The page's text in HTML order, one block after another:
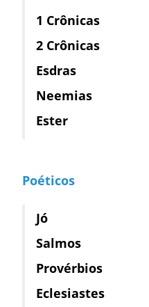
1 Crônicas
2 Crônicas
Esdras
Neemias
Ester
Poéticos
Jó
Salmos
Provérbios
Eclesiastes